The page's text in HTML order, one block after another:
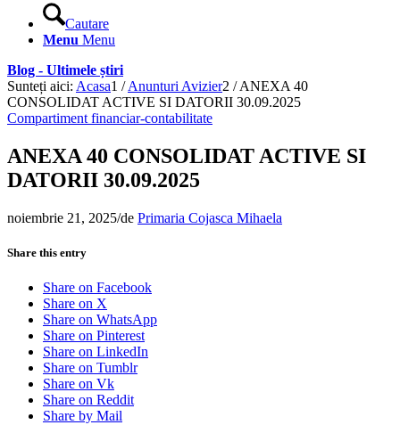
Cautare
Menu Menu
Blog - Ultimele știri
Sunteți aici: Acasa1 / Anunturi Avizier2 / ANEXA 40
CONSOLIDAT ACTIVE SI DATORII 30.09.2025
Compartiment financiar-contabilitate
ANEXA 40 CONSOLIDAT ACTIVE SI
DATORII 30.09.2025
noiembrie 21, 2025/de Primaria Cojasca Mihaela
Share this entry
Share on Facebook
Share on X
Share on WhatsApp
Share on Pinterest
Share on LinkedIn
Share on Tumblr
Share on Vk
Share on Reddit
Share by Mail